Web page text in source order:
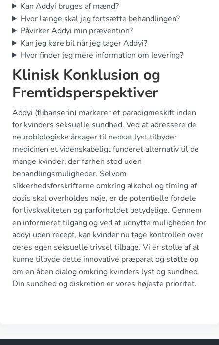
Kan Addyi bruges af mænd?
Hvor længe skal jeg fortsætte behandlingen?
Påvirker Addyi min prævention?
Kan jeg køre bil når jeg tager Addyi?
Hvor finder jeg mere information om levering?
Klinisk Konklusion og
Fremtidsperspektiver
Addyi (flibanserin) markerer et paradigmeskift inden
for kvinders seksuelle sundhed. Ved at adressere de
neurobiologiske årsager til nedsat lyst tilbyder
medicinen et videnskabeligt funderet alternativ til de
mange kvinder, der førhen stod uden
behandlingsmuligheder. Selvom
sikkerhedsforskrifterne omkring alkohol og timing af
dosis skal overholdes nøje, er de potentielle fordele
for livskvaliteten og parforholdet betydelige. Gennem
en informeret tilgang og ved at udnytte muligheden for
addyi uden recept, kan kvinder nu tage kontrollen over
deres egen seksuelle trivsel tilbage. Vi er stolte af at
kunne tilbyde dette innovative præparat og støtte op
om en åben dialog omkring kvinders lyst og sundhed.
Din sundhed og diskretion er vores højeste prioritet.